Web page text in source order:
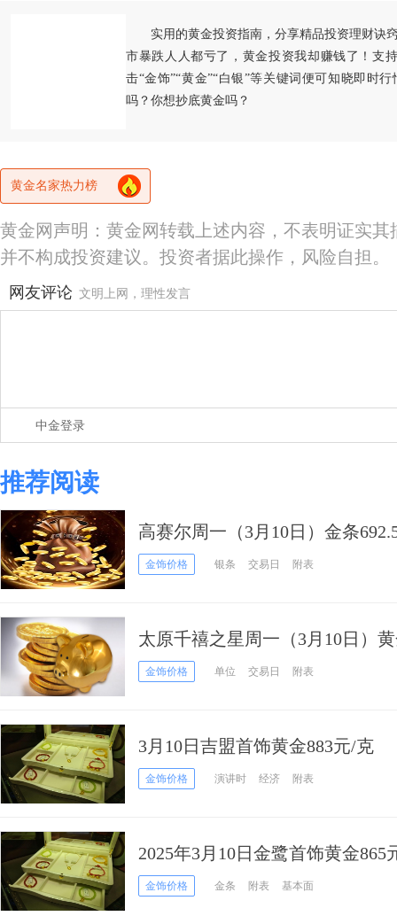
实用的黄金投资指南，分享精品投资理财诀
市暴跌人人都亏了，黄金投资我却赚钱了！支
击“金饰”“黄金”“白银”等关键词便可知晓即时
吗？你想抄底黄金吗？
黄金名家热力榜
黄金网声明：黄金网转载上述内容，不表明证实
并不构成投资建议。投资者据此操作，风险自担。
网友评论 文明上网，理性发言
中金登录
推荐阅读
高赛尔周一（3月10日）金条
金饰价格 银条 交易日 附表
太原千禧之星周一（3月10日）
金饰价格 单位 交易日 附表
3月10日吉盟首饰黄金883元/克
金饰价格 演讲时 经济 附表
2025年3月10日金鹭首饰黄金865
金饰价格 金条 附表 基本面